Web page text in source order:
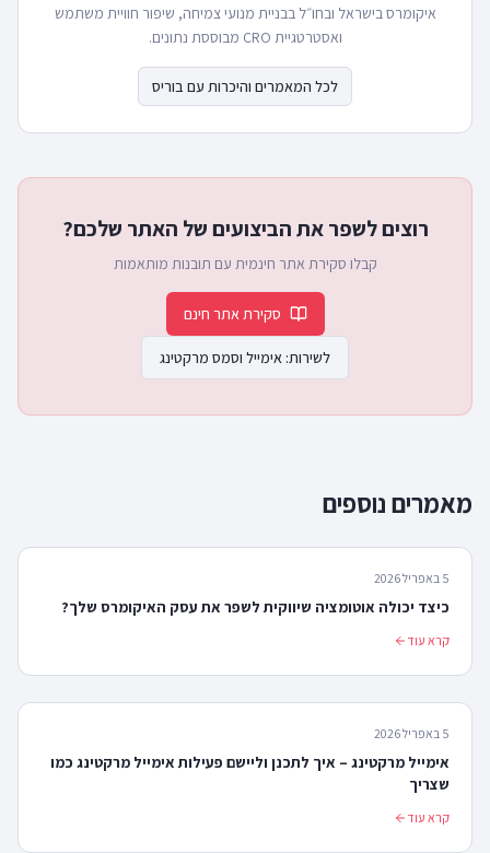
איקומרס בישראל ובחו״ל בבניית מנועי צמיחה, שיפור חוויית משתמש
ואסטרטגיית CRO מבוססת נתונים.
לכל המאמרים והיכרות עם בוריס
רוצים לשפר את הביצועים של האתר שלכם?
קבלו סקירת אתר חינמית עם תובנות מותאמות
סקירת אתר חינם
לשירות: אימייל וסמס מרקטינג
מאמרים נוספים
5 באפריל 2026
כיצד יכולה אוטומציה שיווקית לשפר את עסק האיקומרס שלך?
קרא עוד
5 באפריל 2026
אימייל מרקטינג – איך לתכנן וליישם פעילות אימייל מרקטינג כמו
שצריך
קרא עוד